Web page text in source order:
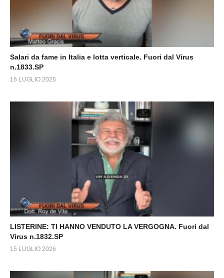
Salari da fame in Italia e lotta verticale. Fuori dal Virus
n.1833.SP
16 LUGLIO 2026
LISTERINE: TI HANNO VENDUTO LA VERGOGNA. Fuori dal
Virus n.1832.SP
15 LUGLIO 2026